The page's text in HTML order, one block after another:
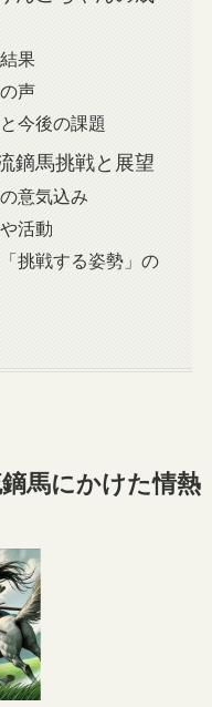
果
声
今後の課題
鏑馬挑戦と展望
意気込み
活動
挑戦する姿勢」の
馬にかけた情熱